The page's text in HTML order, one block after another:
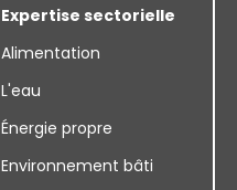
Expertise sectorielle
Alimentation
L'eau
Énergie propre
Environnement bâti